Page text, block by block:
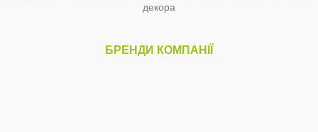
декора
БРЕНДИ КОМПАНІЇ